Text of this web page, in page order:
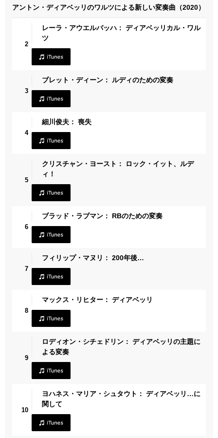
アントン・ディアベッリのワルツによる新しい変奏曲（2020）
2
レーラ・アウエルバッハ： ディアベッリカル・ワル
ツ
3
ブレット・ディーン： ルディのための変奏
4
細川俊夫： 喪失
5
クリスチャン・ヨースト： ロック・イット、ルデ
ィ！
6
ブラッド・ラブマン： RBのための変奏
7
フィリップ・マヌリ： 200年後…
8
マックス・リヒター： ディアベッリ
9
ロディオン・シチェドリン： ディアベッリの主題に
よる変奏
10
ヨハネス・マリア・シュタウト： ディアベッリ…に
関して